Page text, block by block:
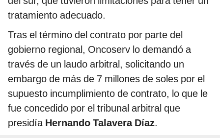
tratamiento adecuado.
Tras el término del contrato por parte del
gobierno regional, Oncoserv lo demandó a
través de un laudo arbitral, solicitando un
embargo de más de 7 millones de soles por el
supuesto incumplimiento de contrato, lo que le
fue concedido por el tribunal arbitral que
presidía Hernando Talavera Díaz.